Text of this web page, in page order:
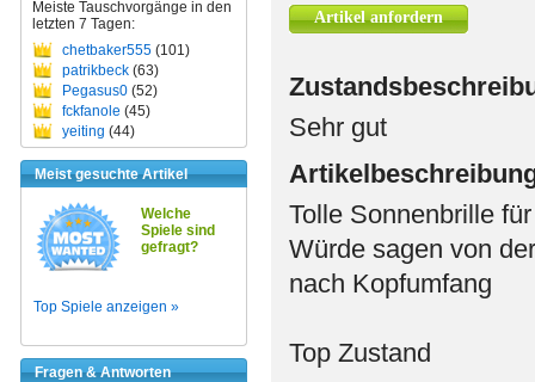
Meiste Tauschvorgänge in den
letzten 7 Tagen:
chetbaker555 (101)
patrikbeck (63)
Pegasus0 (52)
fckfanole (45)
yeiting (44)
Meist gesuchte Artikel
Welche
Spiele sind
gefragt?
Top Spiele anzeigen »
Fragen & Antworten
Artikel anfordern
Sehr gut
Tolle Sonnenbrille
Würde sagen von
nach Kopfumfang
Top Zustand